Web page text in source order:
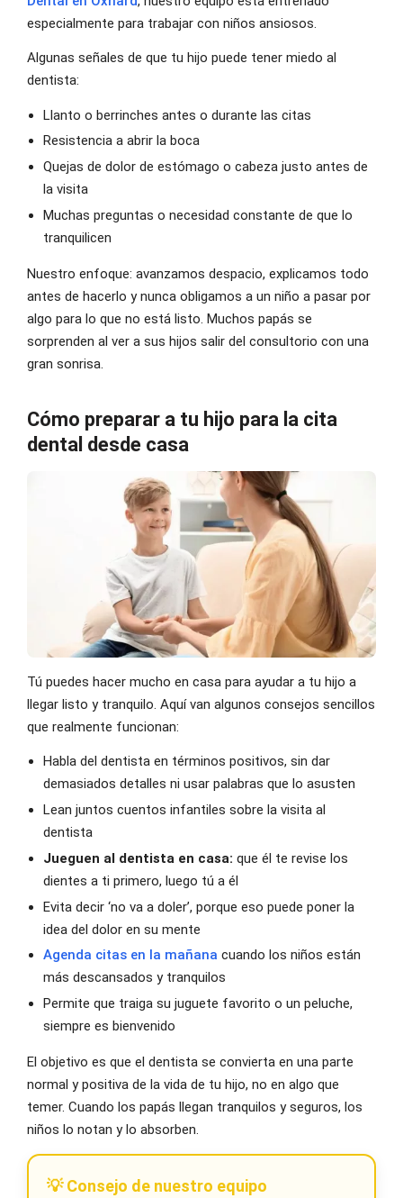
especialmente para trabajar con niños ansiosos.
Algunas señales de que tu hijo puede tener miedo al
dentista:
Llanto o berrinches antes o durante las citas
Resistencia a abrir la boca
Quejas de dolor de estómago o cabeza justo antes de
la visita
Muchas preguntas o necesidad constante de que lo
tranquilicen
Nuestro enfoque: avanzamos despacio, explicamos todo
antes de hacerlo y nunca obligamos a un niño a pasar por
algo para lo que no está listo. Muchos papás se
sorprenden al ver a sus hijos salir del consultorio con una
gran sonrisa.
Cómo preparar a tu hijo para la cita
dental desde casa
Tú puedes hacer mucho en casa para ayudar a tu hijo a
llegar listo y tranquilo. Aquí van algunos consejos sencillos
que realmente funcionan:
Habla del dentista en términos positivos, sin dar
demasiados detalles ni usar palabras que lo asusten
Lean juntos cuentos infantiles sobre la visita al
dentista
Jueguen al dentista en casa: que él te revise los
dientes a ti primero, luego tú a él
Evita decir ‘no va a doler’, porque eso puede poner la
idea del dolor en su mente
Agenda citas en la mañana cuando los niños están
más descansados y tranquilos
Permite que traiga su juguete favorito o un peluche,
siempre es bienvenido
El objetivo es que el dentista se convierta en una parte
normal y positiva de la vida de tu hijo, no en algo que
temer. Cuando los papás llegan tranquilos y seguros, los
niños lo notan y lo absorben.
💡 Consejo de nuestro equipo